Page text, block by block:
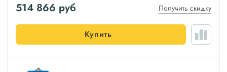
514 866 руб Получить скидку
Купить